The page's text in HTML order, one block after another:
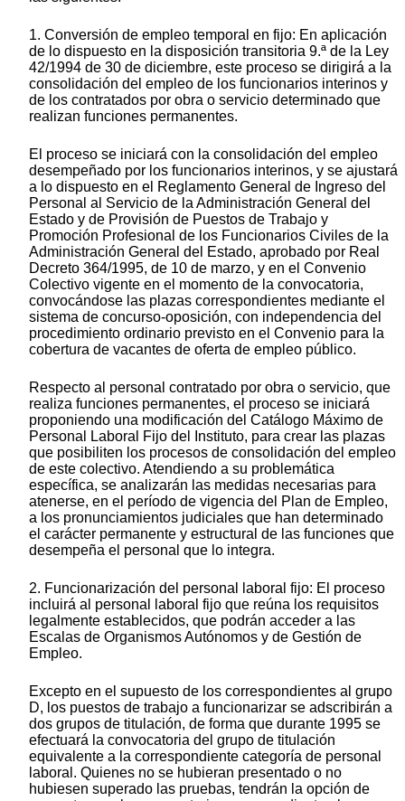
1. Conversión de empleo temporal en fijo: En aplicación
de lo dispuesto en la disposición transitoria 9.ª de la Ley
42/1994 de 30 de diciembre, este proceso se dirigirá a la
consolidación del empleo de los funcionarios interinos y
de los contratados por obra o servicio determinado que
realizan funciones permanentes.
El proceso se iniciará con la consolidación del empleo
desempeñado por los funcionarios interinos, y se ajustará
a lo dispuesto en el Reglamento General de Ingreso del
Personal al Servicio de la Administración General del
Estado y de Provisión de Puestos de Trabajo y
Promoción Profesional de los Funcionarios Civiles de la
Administración General del Estado, aprobado por Real
Decreto 364/1995, de 10 de marzo, y en el Convenio
Colectivo vigente en el momento de la convocatoria,
convocándose las plazas correspondientes mediante el
sistema de concurso-oposición, con independencia del
procedimiento ordinario previsto en el Convenio para la
cobertura de vacantes de oferta de empleo público.
Respecto al personal contratado por obra o servicio, que
realiza funciones permanentes, el proceso se iniciará
proponiendo una modificación del Catálogo Máximo de
Personal Laboral Fijo del Instituto, para crear las plazas
que posibiliten los procesos de consolidación del empleo
de este colectivo. Atendiendo a su problemática
específica, se analizarán las medidas necesarias para
atenerse, en el período de vigencia del Plan de Empleo,
a los pronunciamientos judiciales que han determinado
el carácter permanente y estructural de las funciones que
desempeña el personal que lo integra.
2. Funcionarización del personal laboral fijo: El proceso
incluirá al personal laboral fijo que reúna los requisitos
legalmente establecidos, que podrán acceder a las
Escalas de Organismos Autónomos y de Gestión de
Empleo.
Excepto en el supuesto de los correspondientes al grupo
D, los puestos de trabajo a funcionarizar se adscribirán a
dos grupos de titulación, de forma que durante 1995 se
efectuará la convocatoria del grupo de titulación
equivalente a la correspondiente categoría de personal
laboral. Quienes no se hubieran presentado o no
hubiesen superado las pruebas, tendrán la opción de